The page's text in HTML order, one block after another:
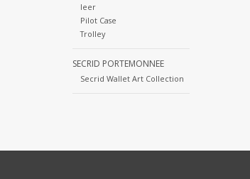
leer
Pilot Case
Trolley
SECRID PORTEMONNEE
Secrid Wallet Art Collection